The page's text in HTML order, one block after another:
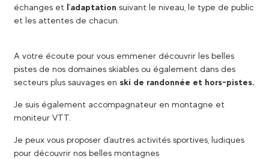
échanges et l'adaptation suivant le niveau, le type de public
et les attentes de chacun.
A votre écoute pour vous emmener découvrir les belles
pistes de nos domaines skiables ou également dans des
secteurs plus sauvages en ski de randonnée et hors-pistes.
Je suis également accompagnateur en montagne et
moniteur VTT.
Je peux vous proposer d'autres activités sportives, ludiques
pour découvrir nos belles montagnes